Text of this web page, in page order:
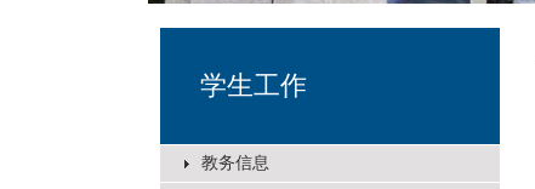
学生工作
教务信息